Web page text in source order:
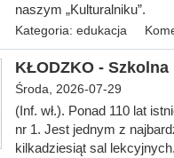
naszym „Kulturalniku”.
Kategoria: edukacja
KŁODZKO -
Środa, 2026-07-29
(Inf. wł.). Ponad 110 lat
nr 1. Jest jednym z
kilkadziesiąt sal